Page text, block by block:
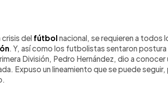
► Escuchar artículo
crisis del fútbol nacional, se requieren a todos
. Y, así como los futbolistas sentaron
División, Pedro Hernández, dio a conocer
Expuso un lineamiento que se puede